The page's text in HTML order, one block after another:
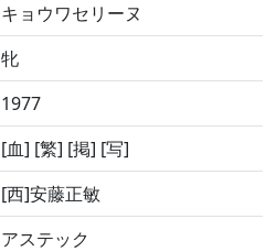
キョウワセリーヌ
牝
1977
[血] [繁] [掲] [写]
[西]安藤正敏
アステック